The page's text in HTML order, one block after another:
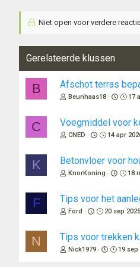
Niet open voor verdere
Gerelateerde klussen
B Afschot terras
Beunhaas18 17
C Voegmiddel voor
CNED 14 apr
K Betonvloer voor
KnorKoning 18
F Tips voor het
Ford 20 sep 2025
N Tips voor trekken
Nick1979 19 sep